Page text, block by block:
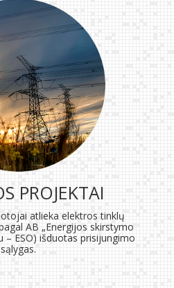
PROJEKTAI
atlieka elektros tinklų
AB „Energijos skirstymo
– ESO) išduotas prisijungimo
sąlygas.